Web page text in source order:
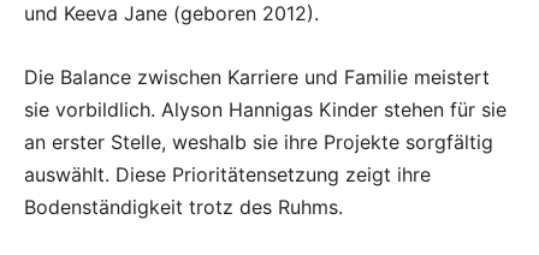
und Keeva Jane (geboren 2012).
Die Balance zwischen Karriere und Familie meistert
sie vorbildlich. Alyson Hannigas Kinder stehen für sie
an erster Stelle, weshalb sie ihre Projekte sorgfältig
auswählt. Diese Prioritätensetzung zeigt ihre
Bodenständigkeit trotz des Ruhms.